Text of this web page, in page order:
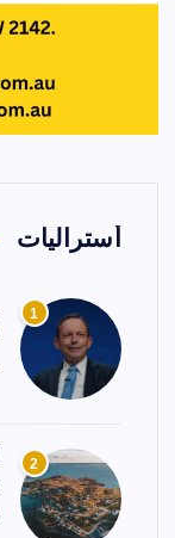
أستراليات
1
2